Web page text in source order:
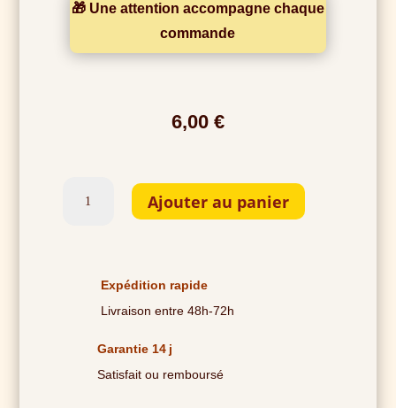
🎁 Une attention accompagne chaque
commande
6,00 €
Délicieux
Ajouter au panier
Expédition rapide
Livraison entre 48h-72h
Garantie 14 j
Satisfait ou remboursé